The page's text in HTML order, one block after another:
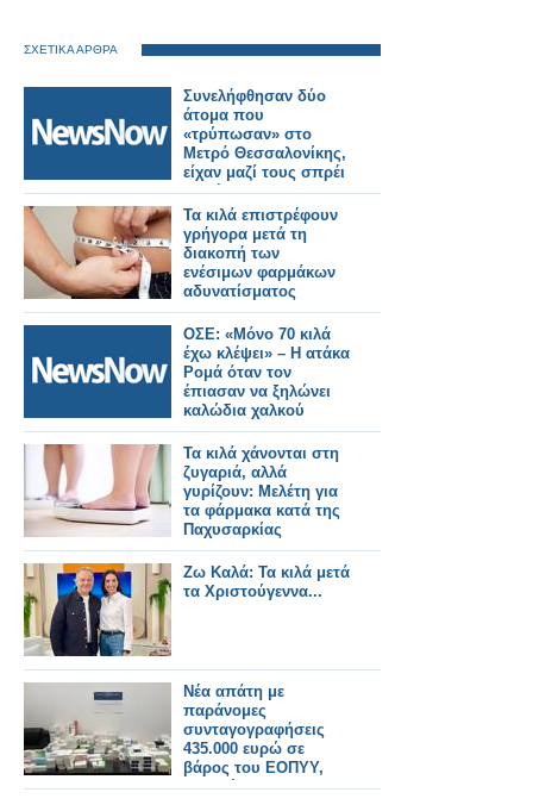
ΣΧΕΤΙΚΑ ΑΡΘΡΑ
Συνελήφθησαν δύο
άτομα που
«τρύπωσαν» στο
Μετρό Θεσσαλονίκης,
είχαν μαζί τους σπρέι
βαφής και
μαρκαδόρους.
Τα κιλά επιστρέφουν
γρήγορα μετά τη
διακοπή των
ενέσιμων φαρμάκων
αδυνατίσματος
ΟΣΕ: «Μόνο 70 κιλά
έχω κλέψει» – Η ατάκα
Ρομά όταν τον
έπιασαν να ξηλώνει
καλώδια χαλκού
Τα κιλά χάνονται στη
ζυγαριά, αλλά
γυρίζουν: Μελέτη για
τα φάρμακα κατά της
Παχυσαρκίας
Ζω Καλά: Τα κιλά μετά
τα Χριστούγεννα...
Νέα απάτη με
παράνομες
συνταγογραφήσεις
435.000 ευρώ σε
βάρος του ΕΟΠΥΥ,
συνελήφθησαν